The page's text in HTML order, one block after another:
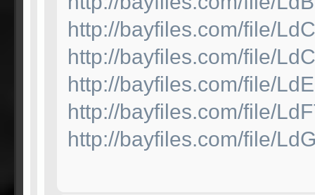
http://bayfiles.com/file/
http://bayfiles.com/file/
http://bayfiles.com/file/
http://bayfiles.com/file/
http://bayfiles.com/file/